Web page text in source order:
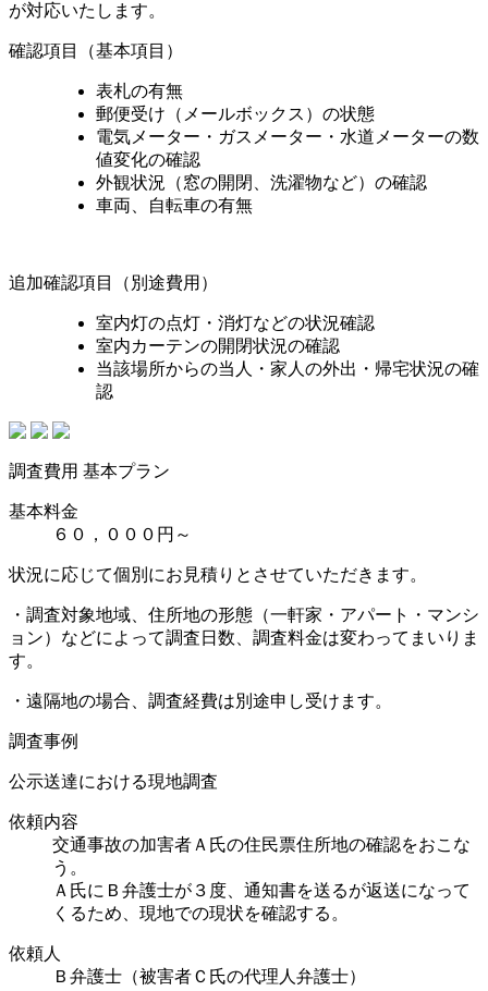
が対応いたします。
確認項目（基本項目）
表札の有無
郵便受け（メールボックス）の状態
電気メーター・ガスメーター・水道メーターの数
値変化の確認
外観状況（窓の開閉、洗濯物など）の確認
車両、自転車の有無
追加確認項目 （別途費用）
室内灯の点灯・消灯などの状況確認
室内カーテンの開閉状況の確認
当該場所からの当人・家人の外出・帰宅状況の確
認
調査費用 基本プラン
基本料金
６０，０００円～
状況に応じて個別にお見積りとさせていただきます。
・調査対象地域、住所地の形態（一軒家・アパート・マンシ
ョン）などによって調査日数、調査料金は変わってまいりま
す。
・遠隔地の場合、調査経費は別途申し受けます。
調査事例
公示送達における現地調査
依頼内容
交通事故の加害者Ａ氏の住民票住所地の確認をおこな
う。
Ａ氏にＢ弁護士が３度、通知書を送るが返送になって
くるため、現地での現状を確認する。
依頼人
Ｂ弁護士（被害者Ｃ氏の代理人弁護士）